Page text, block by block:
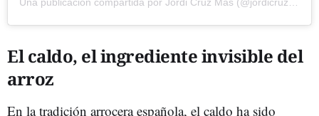
El caldo, el ingrediente invisible del
arroz
En la tradición arrocera española, el caldo ha sido